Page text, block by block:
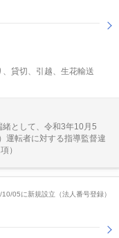
、貸切、引越、生花輸送
として、令和3年10月5
運転者に対する指導監督違
）
05に新規設立（法人番号登録）